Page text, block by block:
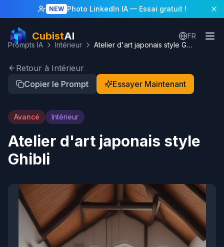
NEW Photo LinkedIn IA— Essai gratuit !
CubistAI
FR
Prompts IA
Intérieur Atelier d'art japonais style Ghibli
Retour à Intérieur
Copier le Prompt
Essayer Maintenant
Avancé Intérieur
Atelier d'art japonais style
Ghibli